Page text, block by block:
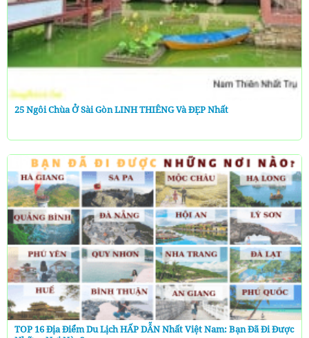
25 Ngôi Chùa Ở Sài Gòn LINH THIÊNG Và ĐẸP Nhất
TOP 16 Địa Điểm Du Lịch HẤP DẪN Nhất Việt Nam: Bạn Đã Đi Được